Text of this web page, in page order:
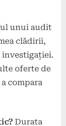
unui audit
clădirii,
investigației.
oferte de
compara
Durata